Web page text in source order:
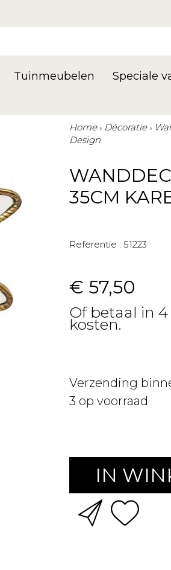
Tuinmeubelen Speciale
Home Décoratie
Design
35CM
Referentie : 51223
€ 57,50
Of betaal in
kosten.
Verzending
3 op voorraad
IN